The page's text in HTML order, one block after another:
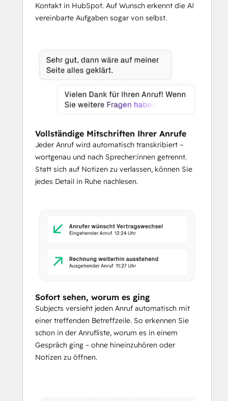
Kontakt in HubSpot. Auf Wunsch erkennt die AI
vereinbarte Aufgaben sogar von selbst.
Vollständige Mitschriften Ihrer Anrufe
Jeder Anruf wird automatisch transkribiert –
wortgenau und nach Sprecher:innen getrennt.
Statt sich auf Notizen zu verlassen, können Sie
jedes Detail in Ruhe nachlesen.
Sofort sehen, worum es ging
Subjects versieht jeden Anruf automatisch mit
einer treffenden Betreffzeile. So erkennen Sie
schon in der Anrufliste, worum es in einem
Gespräch ging – ohne hineinzuhören oder
Notizen zu öffnen.